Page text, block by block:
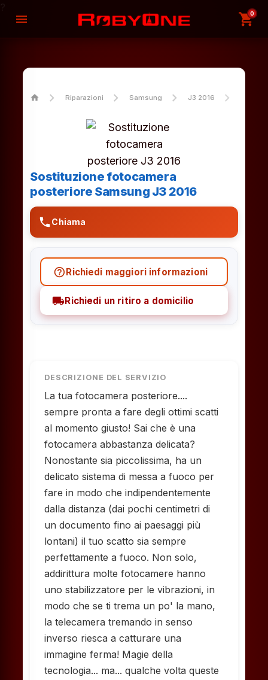
menu shopping_cart
0
home Riparazioni Samsung J3 2016
Sostituzione fotocamera
posteriore Samsung J3 2016
phoneChiama
help_outlineRichiedi maggiori informazioni
local_shippingRichiedi un ritiro a domicilio
DESCRIZIONE DEL SERVIZIO
La tua fotocamera posteriore....
sempre pronta a fare degli ottimi scatti
al momento giusto! Sai che è una
fotocamera abbastanza delicata?
Nonostante sia piccolissima, ha un
delicato sistema di messa a fuoco per
fare in modo che indipendentemente
dalla distanza (dai pochi centimetri di
un documento fino ai paesaggi più
lontani) il tuo scatto sia sempre
perfettamente a fuoco. Non solo,
addirittura molte fotocamere hanno
uno stabilizzatore per le vibrazioni, in
modo che se ti trema un po' la mano,
la telecamera tremando in senso
inverso riesca a catturare una
immagine ferma! Magie della
tecnologia... ma... qualche volta queste